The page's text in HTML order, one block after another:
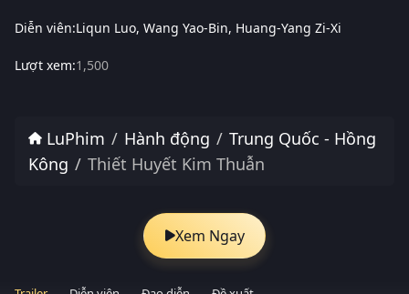
Diễn viên:Liqun Luo Wang Yao-Bin Huang-Yang Zi-Xi
Lượt xem:1,500
LuPhim Hành động
Trung Quốc - Hồng
Kông
Thiết Huyết Kim Thuẫn
Xem Ngay